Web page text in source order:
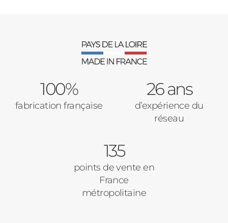
100%
fabrication française
26 ans
d’expérience du
réseau
135
points de vente en
France
métropolitaine